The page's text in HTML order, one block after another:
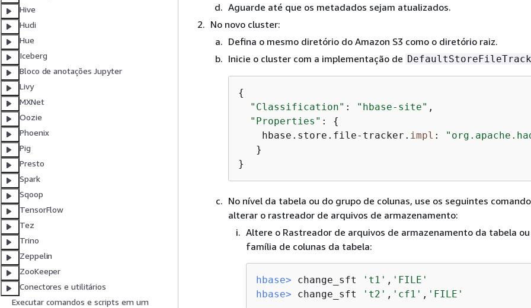
Hive
Hudi
Hue
Iceberg
Bloco de anotações Jupyter
Livy
MXNet
Oozie
Phoenix
Pig
Presto
Spark
Sqoop
TensorFlow
Tez
Trino
Zeppelin
ZooKeeper
Conectores e utilitários
Executar comandos e scripts em um
Aguarde até que os metadados sejam atualizados.
No novo cluster:
Defina o mesmo diretório do Amazon S3 como o diretório raiz.
Inicie o cluster com a implementação de
{
"Classification" : "hbase-site" ,
"Properties" : {
    hbase.store.file-tracker.
impl :
   }
}
No nível da tabela ou do grupo de colunas, use os seguintes
alterar o rastreador de arquivos de armazenamento:
Altere o Rastreador de arquivos de armazenamento da tabela
família de colunas da tabela:
hbase> change_sft 't1' , 'FILE'
hbase> change_sft 't2' , 'cf1' , 'FILE'